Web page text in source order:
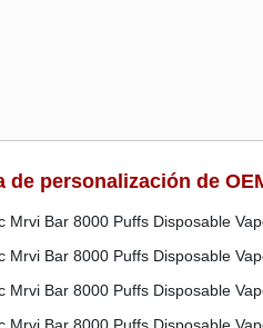
de personalización de